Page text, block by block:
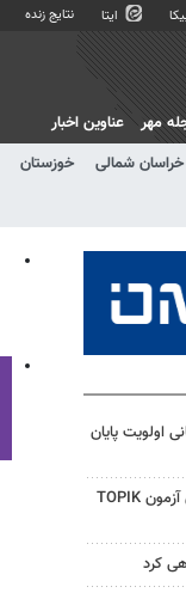
ایتا نتایج زنده
خراسان شمالی خوزستان
مهر عناوین اخبار
اولویت پایان
راه‌اندازی رشته کره‌ای و برگزاری آزمون TOPIK
کرد